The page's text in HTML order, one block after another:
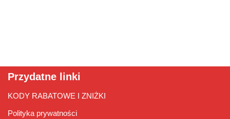
Przydatne linki
KODY RABATOWE I ZNIŻKI
Polityka prywatności